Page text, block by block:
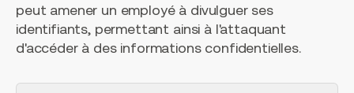
peut amener un employé à divulguer ses
identifiants, permettant ainsi à l'attaquant
d'accéder à des informations confidentielles.